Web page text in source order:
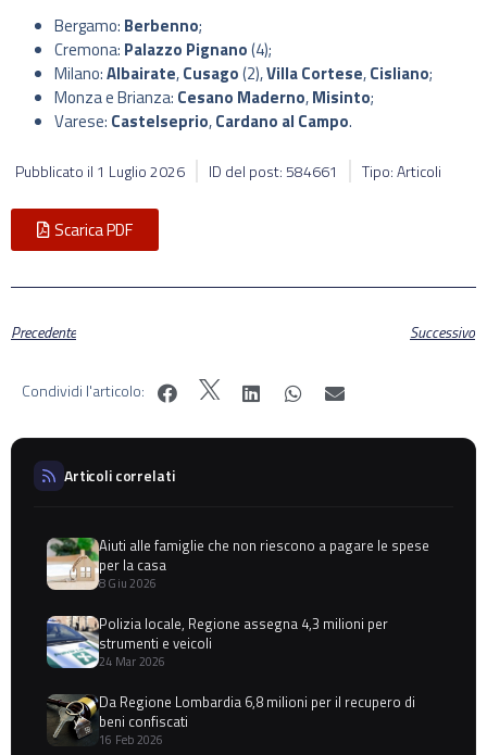
Bergamo: Berbenno;
Cremona: Palazzo Pignano(4);
Milano:Albairate,Cusago(2),Villa Cortese,Cisliano;
Monza e Brianza: Cesano Maderno,Misinto;
Varese: Castelseprio,Cardano al Campo.
Pubblicato il 1 Luglio 2026 ID del post: 584661 Tipo: Articoli
Scarica PDF
Precedente Successivo
Condividi l'articolo:
Articoli correlati
Aiuti alle famiglie che non riescono a pagare le spese
per la casa
8 Giu 2026
Polizia locale, Regione assegna 4,3 milioni per
strumenti e veicoli
24 Mar 2026
Da Regione Lombardia 6,8 milioni per il recupero di
beni confiscati
16 Feb 2026